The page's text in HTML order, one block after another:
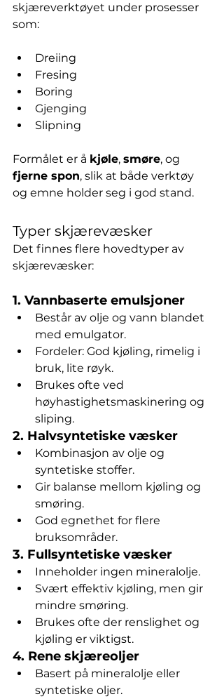
skjæreverktøyet under prosesser
som:
Dreiing
Fresing
Boring
Gjenging
Slipning
Formålet er å kjøle, smøre, og
fjerne spon, slik at både verktøy
og emne holder seg i god stand.
Typer skjærevæsker
Det finnes flere hovedtyper av
skjærevæsker:
1. Vannbaserte emulsjoner
Består av olje og vann blandet
med emulgator.
Fordeler: God kjøling, rimelig i
bruk, lite røyk.
Brukes ofte ved
høyhastighetsmaskinering og
sliping.
2. Halvsyntetiske væsker
Kombinasjon av olje og
syntetiske stoffer.
Gir balanse mellom kjøling og
smøring.
God egnethet for flere
bruksområder.
3. Fullsyntetiske væsker
Inneholder ingen mineralolje.
Svært effektiv kjøling, men gir
mindre smøring.
Brukes ofte der renslighet og
kjøling er viktigst.
4. Rene skjæreoljer
Basert på mineralolje eller
syntetiske oljer.